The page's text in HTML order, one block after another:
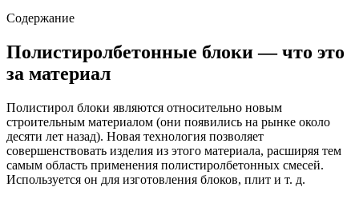
Содержание
Полистиролбетонные блоки — что это
за материал
Полистирол блоки являются относительно новым
строительным материалом (они появились на рынке около
десяти лет назад). Новая технология позволяет
совершенствовать изделия из этого материала, расширяя тем
самым область применения полистиролбетонных смесей.
Используется он для изготовления блоков, плит и т. д.